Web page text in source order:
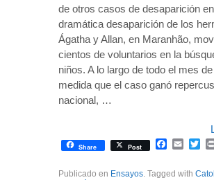
de otros casos de desaparición
dramática desaparición de los
Ágatha y Allan, en Maranhão,
cientos de voluntarios en la
niños. A lo largo de todo el mes
medida que el caso ganó
nacional, …
Share Post Email
Publicado en Ensayos . Tagged with